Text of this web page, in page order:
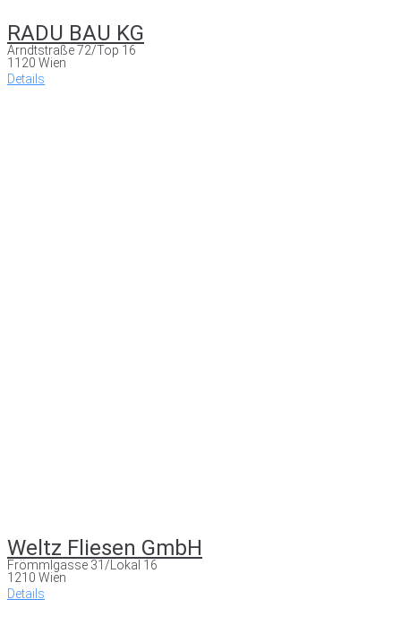
RADU BAU KG
Arndtstraße 72/Top 16
1120 Wien
Details
Weltz Fliesen GmbH
Frömmlgasse 31/Lokal 16
1210 Wien
Details